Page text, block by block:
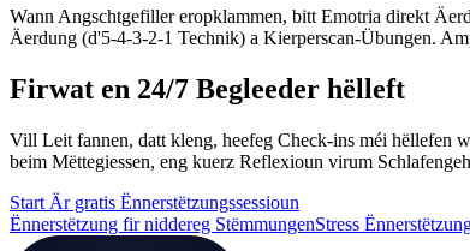
Wann Angschtgefiller eropklammen, bitt Emotria direkt
Äerdung (d'5-4-3-2-1 Technik) a Kierperscan-Übungen.
Firwat en 24/7 Begleeder hëlleft
Vill Leit fannen, datt kleng, heefeg Check-ins méi hëllefen
beim Mëttegiessen, eng kuerz Reflexioun virum
Start Är gratis Ënnerstëtzungssessioun
Ënnerstëtzung fir niddereg StëmmungenStress